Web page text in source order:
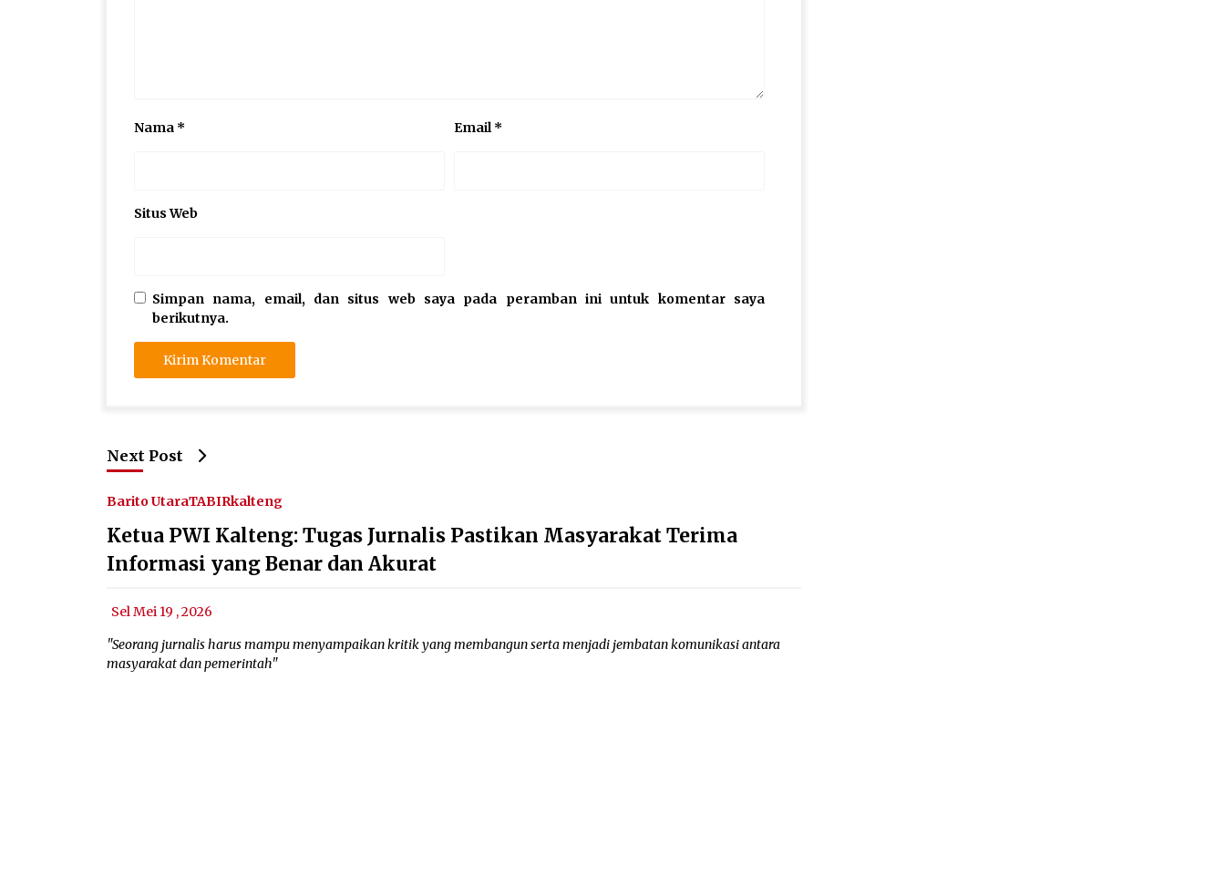
Nama * Email*
Situs Web
Simpan nama, email, dan situs web saya pada peramban ini untuk komentar saya
berikutnya.
Next Post
Barito UtaraTABIRkalteng
Ketua PWI Kalteng: Tugas Jurnalis Pastikan Masyarakat Terima
Informasi yang Benar dan Akurat
Sel Mei 19 , 2026
"Seorang jurnalis harus mampu menyampaikan kritik yang membangun serta menjadi jembatan komunikasi antara
masyarakat dan pemerintah"